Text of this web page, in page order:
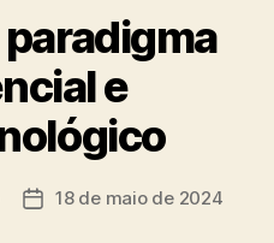
e
Data18 de maio de 2024